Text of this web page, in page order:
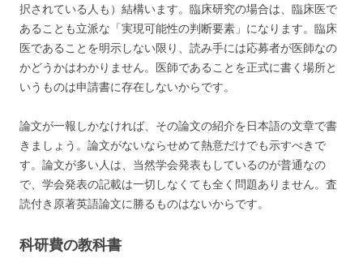
択されている人も）結構います。臨床研究の場合は、臨床医で
あることも立派な「実現可能性の判断要素」になります。臨床
医であることを明示しない限り、読み手には応募者が医師なの
かどうかはわかりません。医師であることを正式に書く場所と
いうものは申請書に存在しないからです。
論文が一報しかなければ、その論文の紹介を日本語の文章で書
きましょう。論文がないならせめて熱意だけでも示すべきで
す。論文が多い人は、当然学会発表もしているのが普通なの
で、学会発表の記載は一切しなくても全く問題ありません。査
読付き原著英語論文に勝るものはないからです。
科研費の教科書